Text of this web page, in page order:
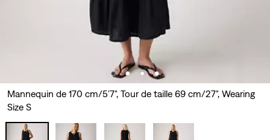
Mannequin de 170 cm/5'7", Tour de taille 69 cm/27", Wearing
Size S